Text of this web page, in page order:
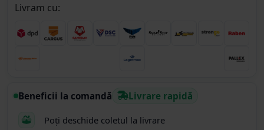
Livram cu:
Beneficii la comandă Livrare rapidă
Poți deschide coletul la livrare